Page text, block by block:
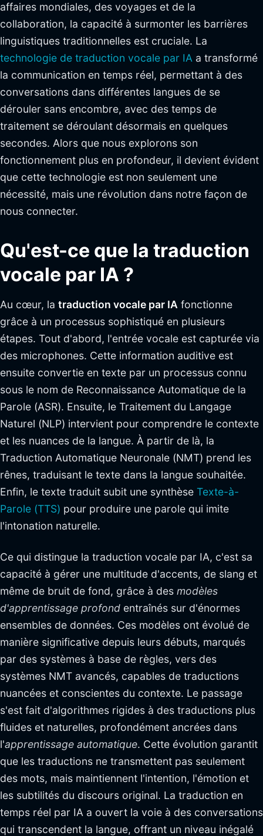
affaires mondiales, des voyages et de la
collaboration, la capacité à surmonter les barrières
linguistiques traditionnelles est cruciale. La
technologie de traduction vocale par IA a transformé
la communication en temps réel, permettant à des
conversations dans différentes langues de se
dérouler sans encombre, avec des temps de
traitement se déroulant désormais en quelques
secondes. Alors que nous explorons son
fonctionnement plus en profondeur, il devient évident
que cette technologie est non seulement une
nécessité, mais une révolution dans notre façon de
nous connecter.
Qu'est-ce que la traduction
vocale par IA ?
Au cœur, la traduction vocale par IA fonctionne
grâce à un processus sophistiqué en plusieurs
étapes. Tout d'abord, l'entrée vocale est capturée via
des microphones. Cette information auditive est
ensuite convertie en texte par un processus connu
sous le nom de Reconnaissance Automatique de la
Parole (ASR). Ensuite, le Traitement du Langage
Naturel (NLP) intervient pour comprendre le contexte
et les nuances de la langue. À partir de là, la
Traduction Automatique Neuronale (NMT) prend les
rênes, traduisant le texte dans la langue souhaitée.
Enfin, le texte traduit subit une synthèse Texte-à-
Parole (TTS) pour produire une parole qui imite
l'intonation naturelle.
Ce qui distingue la traduction vocale par IA, c'est sa
capacité à gérer une multitude d'accents, de slang et
même de bruit de fond, grâce à des modèles
d'apprentissage profond entraînés sur d'énormes
ensembles de données. Ces modèles ont évolué de
manière significative depuis leurs débuts, marqués
par des systèmes à base de règles, vers des
systèmes NMT avancés, capables de traductions
nuancées et conscientes du contexte. Le passage
s'est fait d'algorithmes rigides à des traductions plus
fluides et naturelles, profondément ancrées dans
l'apprentissage automatique. Cette évolution garantit
que les traductions ne transmettent pas seulement
des mots, mais maintiennent l'intention, l'émotion et
les subtilités du discours original. La traduction en
temps réel par IA a ouvert la voie à des conversations
qui transcendent la langue, offrant un niveau inégalé